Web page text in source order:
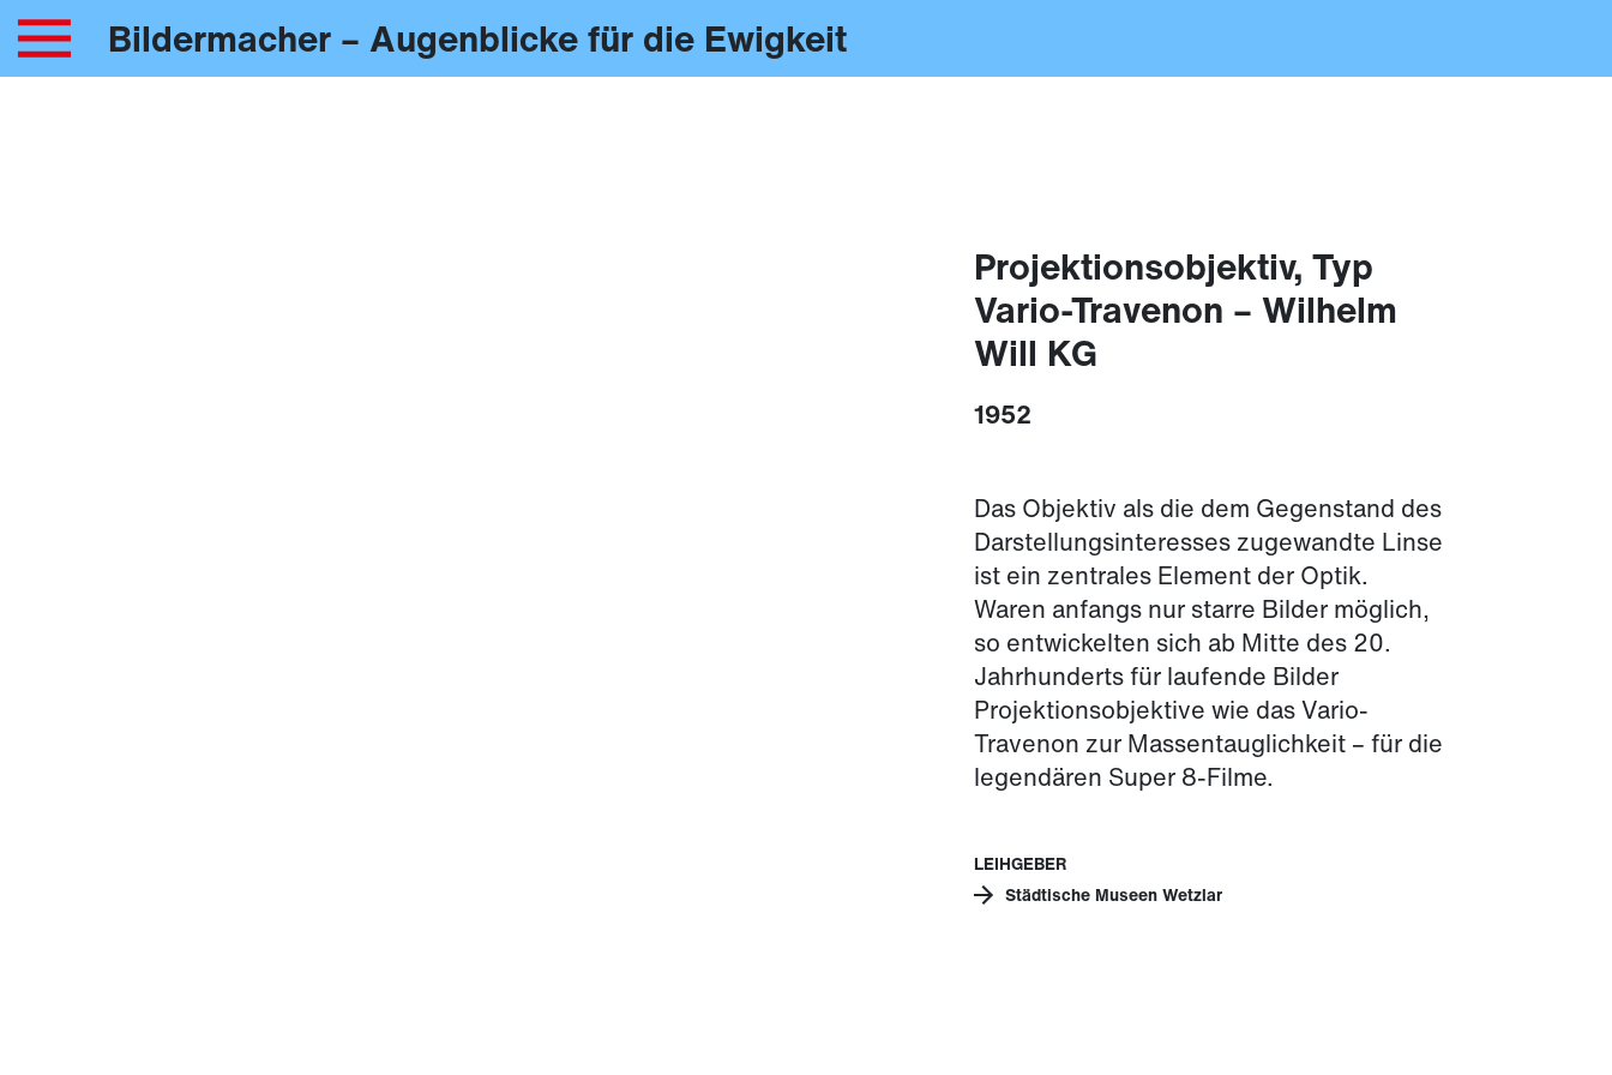
Bildermacher – Augenblicke für die Ewigkeit
Projektionsobjektiv, Typ
Vario-Travenon – Wilhelm
Will KG
1952
Das Objektiv als die dem Gegenstand des
Darstellungsinteresses zugewandte Linse
ist ein zentrales Element der Optik.
Waren anfangs nur starre Bilder möglich,
so entwickelten sich ab Mitte des 20.
Jahrhunderts für laufende Bilder
Projektionsobjektive wie das Vario-
Travenon zur Massentauglichkeit – für die
legendären Super 8-Filme.
LEIHGEBER
Städtische Museen Wetzlar